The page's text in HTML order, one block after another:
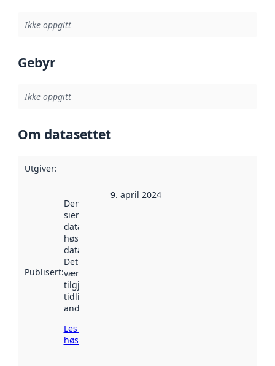
Ikke oppgitt
Gebyr
Ikke oppgitt
Om datasettet
Utgiver:
Publisert:
Denne datoen
sier når
datasettet ble
høstet av
data.norge.no.
Det kan ha
vært
tilgjengelig
tidligere
andre steder.
Les mer om
høsting her
9. april 2024